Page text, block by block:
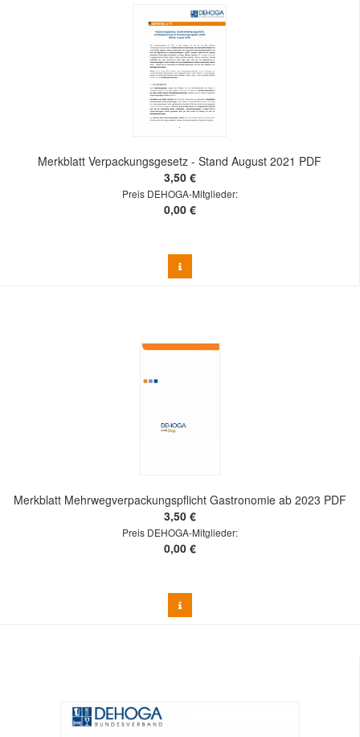
Merkblatt Verpackungsgesetz - Stand August 2021 PDF
3,50 €
Preis DEHOGA-Mitglieder:
0,00 €
Merkblatt Mehrwegverpackungspflicht Gastronomie ab 2023 PDF
3,50 €
Preis DEHOGA-Mitglieder:
0,00 €